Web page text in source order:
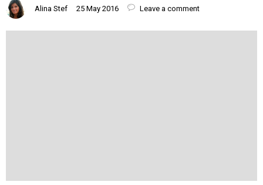
Alina Stef 25 May 2016 Leave a comment